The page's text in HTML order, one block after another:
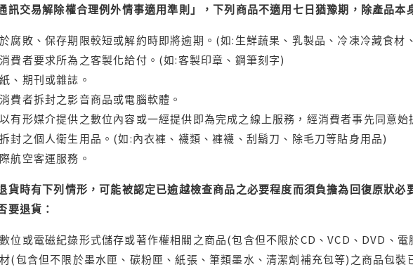
訊交易解除權合理例外情事適用準則」，下列商品不適用七日猶豫期，除產品本
腐敗、保存期限較短或解約時即將逾期。(如:生鮮蔬果、乳製品、冷凍冷藏食材
費者要求所為之客製化給付。(如:客製印章、鋼筆刻字)
、期刊或雜誌。
費者拆封之影音商品或電腦軟體。
有形媒介提供之數位內容或一經提供即為完成之線上服務，經消費者事先同意
封之個人衛生用品。(如:內衣褲、襪類、褲襪、刮鬍刀、除毛刀等貼身用品)
航空客運服務。
貨時有下列情形，可能被認定已逾越檢查商品之必要程度而須負擔為回復原狀
要退貨：
位或電磁紀錄形式儲存或著作權相關之商品(包含但不限於CD、VCD、DVD、
(包含但不限於墨水匣、碳粉匣、紙張、筆類墨水、清潔劑補充包等)之商品包